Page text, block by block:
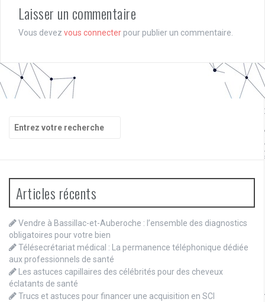
Laisser un commentaire
Vous devez vous connecter pour publier un commentaire.
pour
Articles récents
Vendre à Bassillac-et-Auberoche : l’ensemble des diagnostics
obligatoires pour votre bien
Télésecrétariat médical : La permanence téléphonique dédiée
aux professionnels de santé
Les astuces capillaires des célébrités pour des cheveux
éclatants de santé
Trucs et astuces pour financer une acquisition en SCI